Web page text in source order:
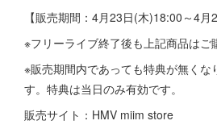
【販売期間：4月23日(木)18:00～4月
※フリーライブ終了後も上記商品はご
※販売期間内であっても特典が無くな
す。特典は当日のみ有効です。
販売サイト：HMV miim store